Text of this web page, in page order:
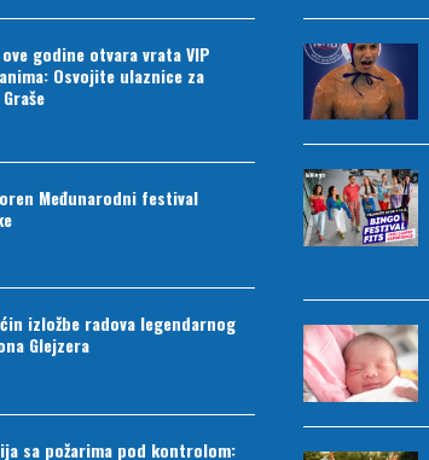
godine otvara vrata VIP
Osvojite ulaznice za
Međunarodni festival
izložbe radova legendarnog
Glejzera
sa požarima pod kontrolom: